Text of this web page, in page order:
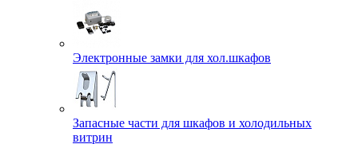
Электронные замки для хол.шкафов
Запасные части для шкафов и холодильных
витрин